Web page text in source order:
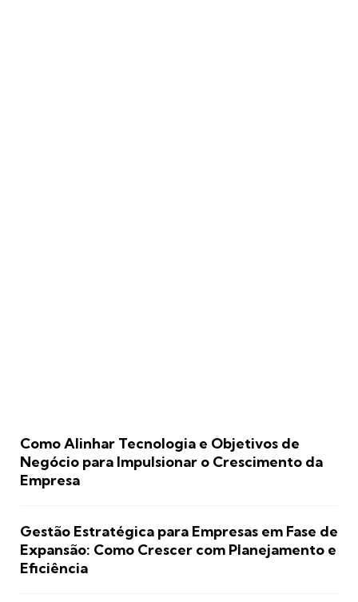
Como Alinhar Tecnologia e Objetivos de
Negócio para Impulsionar o Crescimento da
Empresa
Gestão Estratégica para Empresas em Fase de
Expansão: Como Crescer com Planejamento e
Eficiência